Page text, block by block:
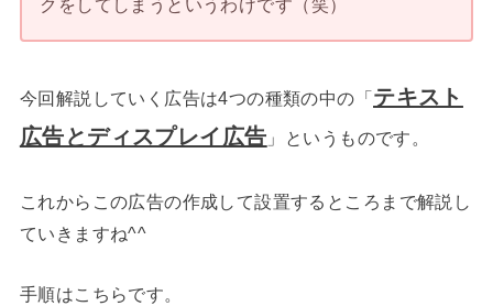
クをしてしまうというわけです（笑）
今回解説していく広告は4つの種類の中の「 テキスト
広告とディスプレイ広告 」というものです。
これからこの広告の作成して設置するところまで解説し
ていきますね^^
手順はこちらです。